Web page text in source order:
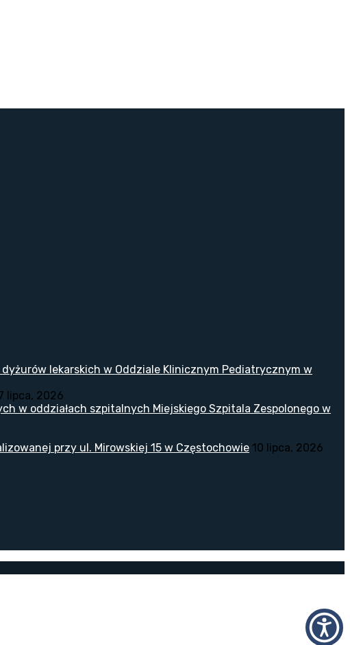
lekarskich w Oddziale Klinicznym Pediatrycznym w
lipca, 2026
w oddziałach szpitalnych Miejskiego Szpitala Zespolonego w
przy ul. Mirowskiej 15 w Częstochowie 10 lipca, 2026